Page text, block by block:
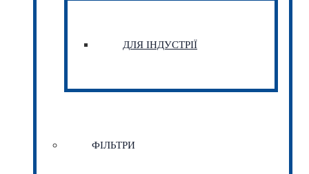
ДЛЯ ІНДУСТРІЇ
ФІЛЬТРИ